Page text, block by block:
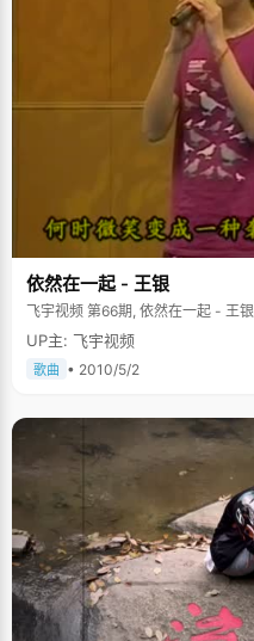
依然在一起 - 王银
飞宇视频 第66期, 依然在一起 - 王银
UP主: 飞宇视频
歌曲 • 2010/5/2